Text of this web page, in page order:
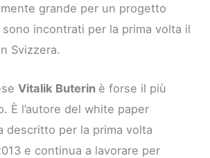
grande per un progetto
incontrati per la prima volta il
Svizzera.
Vitalik Buterin è forse il più
È l’autore del white paper
descritto per la prima volta
e continua a lavorare per